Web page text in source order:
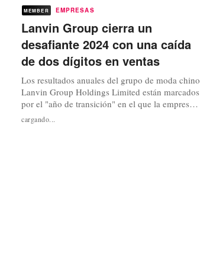
MEMBER EMPRESAS
Lanvin Group cierra un
desafiante 2024 con una caída
de dos dígitos en ventas
Los resultados anuales del grupo de moda chino
Lanvin Group Holdings Limited están marcados
por el "año de transición" en el que la empresa
reajustó estratégicamente su dirección creativa y
sus operaciones. El propietario de la casa de
cargando...